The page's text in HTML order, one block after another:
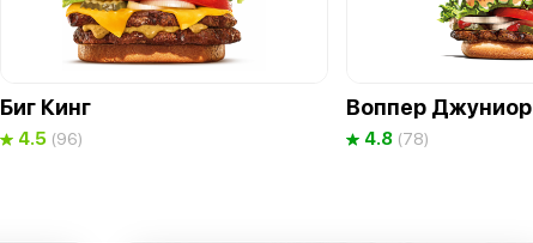
Биг Кинг
4.5 (96)
Воппер Джуниор
4.8 (78)